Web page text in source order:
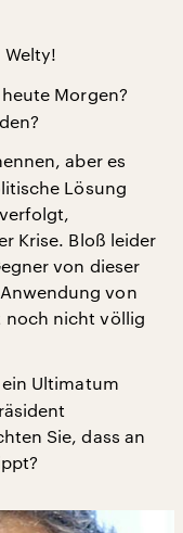
Welty!
Morgen?
aber es
Lösung
Krise. Bloß leider
von dieser
von
noch nicht völlig
Ultimatum
Sie, dass an